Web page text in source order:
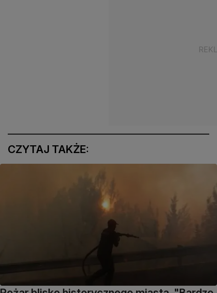
CZYTAJ TAKŻE: